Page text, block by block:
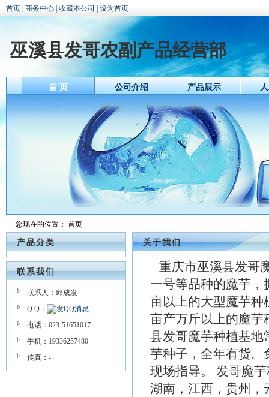
首页 商务中心 收藏本公司 设为首页
巫溪县发哥农副产品经营部
首 页 公司介绍 产品展示
您现在的位置： 首页
产品分类
联系我们
联系人：邱成发
Q Q：
电话：023-51651017
手机：19336257480
传真：-
关于我们
重庆市巫溪县发哥
一号等品种的魔芋，
亩以上的大型魔芋种
亩产万斤以上的魔
县发哥魔芋种植基地
芋种子，全年有货。
现场指导。 发哥魔
湖南，江西，贵州，